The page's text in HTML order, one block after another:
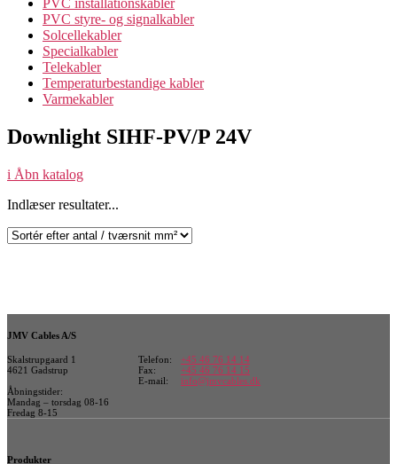
PVC installationskabler
PVC styre- og signalkabler
Solcellekabler
Specialkabler
Telekabler
Temperaturbestandige kabler
Varmekabler
Downlight SIHF-PV/P 24V
i Åbn katalog
Indlæser resultater...
JMV Cables A/S
Skalstrupgaard 1
4621 Gadstrup
Telefon:
Fax:
E-mail:
+45 46 76 14 14
+45 46 76 14 15
info@jmvcables.dk
Åbningstider:
Mandag – torsdag 08-16
Fredag 8-15
Produkter